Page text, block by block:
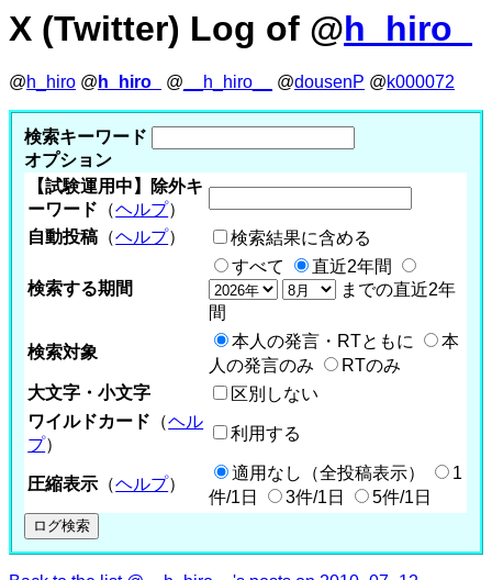
X (Twitter) Log of @h_hiro_
@h_hiro @ h_hiro_ @ __h_hiro__ @dousenP @k000072
検索キーワード
オプション
【試験運用中】除外キ
ーワード （ヘルプ）
自動投稿 （ヘルプ） 検索結果に含める
検索する期間
すべて
直近2年間
までの直近2年
間
検索対象
本人の発言・RTともに
本
人の発言のみ
RTのみ
大文字・小文字
区別しない
ワイルドカード （ヘル
プ）
利用する
圧縮表示 （ヘルプ）
適用なし（全投稿表示）
1
件/1日
3件/1日 5件/1日